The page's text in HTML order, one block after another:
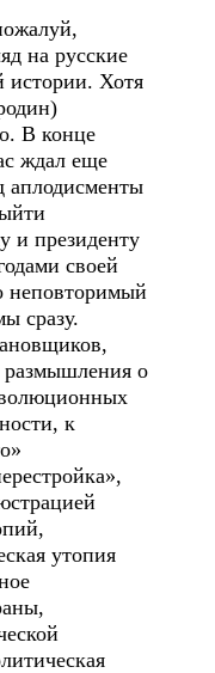
на русские
истории. Хотя
В конце
ждал еще
аплодисменты
и президенту
своей
неповторимый
сразу.
размышления о
к
утопия